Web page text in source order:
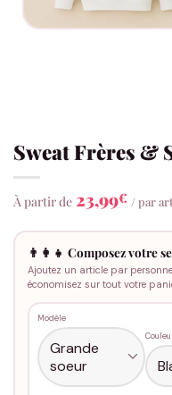
Sweat Frères &
À partir de 23,99€ / par
👨‍👩‍👧 Composez votre
Ajoutez un article par
économisez sur tout votre
Modèle